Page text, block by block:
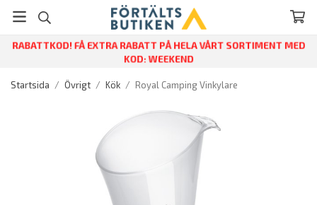
RABATTKOD! FÅ EXTRA RABATT PÅ HELA VÅRT SORTIMENT MED
KOD: WEEKEND
Startsida / Övrigt / Kök / Royal Camping Vinkylare